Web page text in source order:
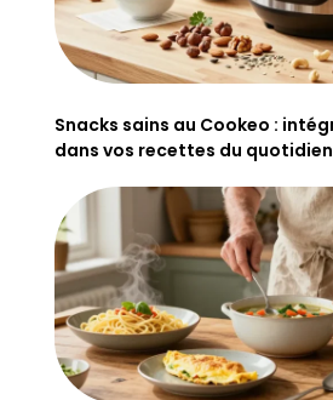
Snacks sains au Cookeo :
dans vos recettes du quotidien